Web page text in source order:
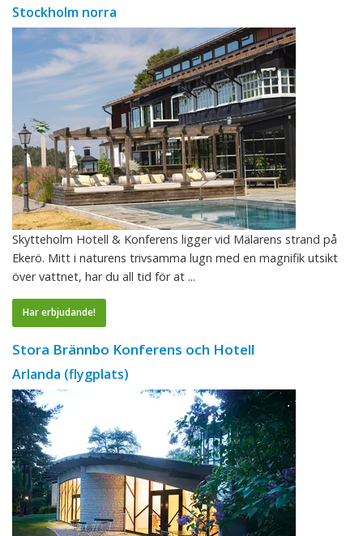
Stockholm norra
Skytteholm Hotell & Konferens ligger vid Mälarens strand på
Ekerö. Mitt i naturens trivsamma lugn med en magnifik utsikt
över vattnet, har du all tid för at ...
Har erbjudande!
Stora Brännbo Konferens och Hotell
Arlanda (flygplats)